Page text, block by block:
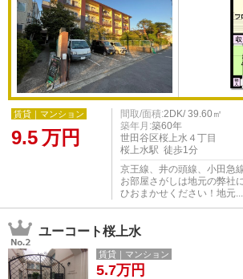
賃貸｜マンション
9.5万円
間取/面積:2DK/ 39.60㎡
築年月:築60年
世田谷区桜上水４丁目
桜上水駅 徒歩1分
京王線、井の頭線、小田急
お部屋さがしは地元の弊社
ひおまかせください！地元...
ユーコート桜上水
賃貸｜マンション
5.7万円